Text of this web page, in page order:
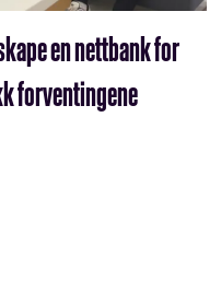
en nettbank for
forventingene